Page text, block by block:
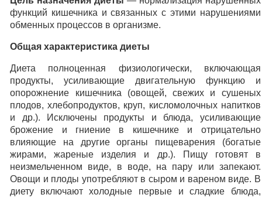
функций кишечника и связанных с этими нарушениями
обменных процессов в организме.
Общая характеристика диеты
Диета полноценная физиологически, включающая
продукты, усиливающие двигательную функцию и
опорожнение кишечника (овощей, свежих и сушеных
плодов, хлебопродуктов, круп, кисломолочных напитков
и др.). Исключены продукты и блюда, усиливающие
брожение и гниение в кишечнике и отрицательно
влияющие на другие органы пищеварения (богатые
жирами, жареные изделия и др.). Пищу готовят в
неизмельченном виде, в воде, на пару или запекают.
Овощи и плоды употребляют в сыром и вареном виде. В
диету включают холодные первые и сладкие блюда,